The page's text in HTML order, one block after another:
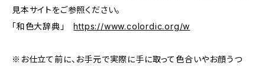
見本サイトをご参照ください。
「和色大辞典」https://www.colordic.org/w
※お仕立て前に、お手元で実際に手に取って色合いやお顔うつ